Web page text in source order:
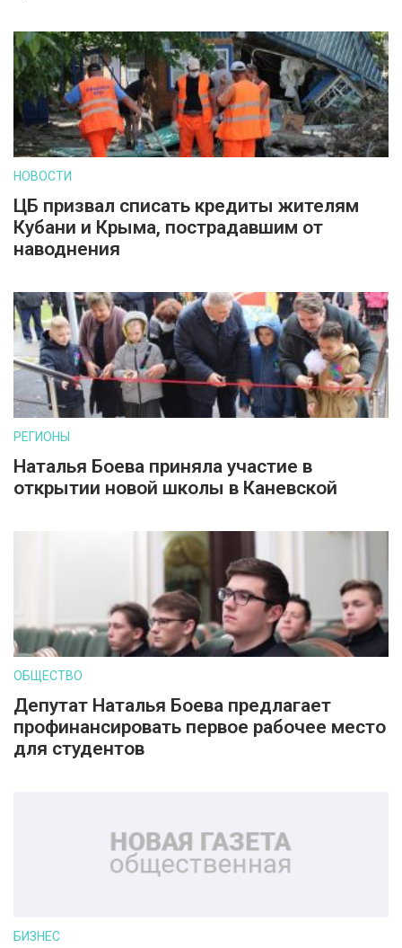
НОВОСТИ
ЦБ призвал списать кредиты жителям
Кубани и Крыма, пострадавшим от
наводнения
РЕГИОНЫ
Наталья Боева приняла участие в
открытии новой школы в Каневской
ОБЩЕСТВО
Депутат Наталья Боева предлагает
профинансировать первое рабочее место
для студентов
БИЗНЕС